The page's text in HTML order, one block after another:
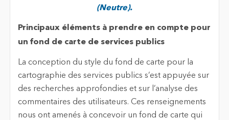
(Neutre).
Principaux éléments à prendre en compte pour
un fond de carte de services publics
La conception du style du fond de carte pour la
cartographie des services publics s’est appuyée sur
des recherches approfondies et sur l’analyse des
commentaires des utilisateurs. Ces renseignements
nous ont amenés à concevoir un fond de carte qui